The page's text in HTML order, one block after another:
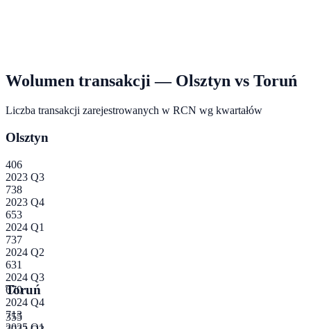
Wolumen transakcji — Olsztyn vs Toruń
Liczba transakcji zarejestrowanych w RCN wg kwartałów
Olsztyn
406
2023 Q3
738
2023 Q4
653
2024 Q1
737
2024 Q2
631
2024 Q3
670
2024 Q4
713
Toruń
355